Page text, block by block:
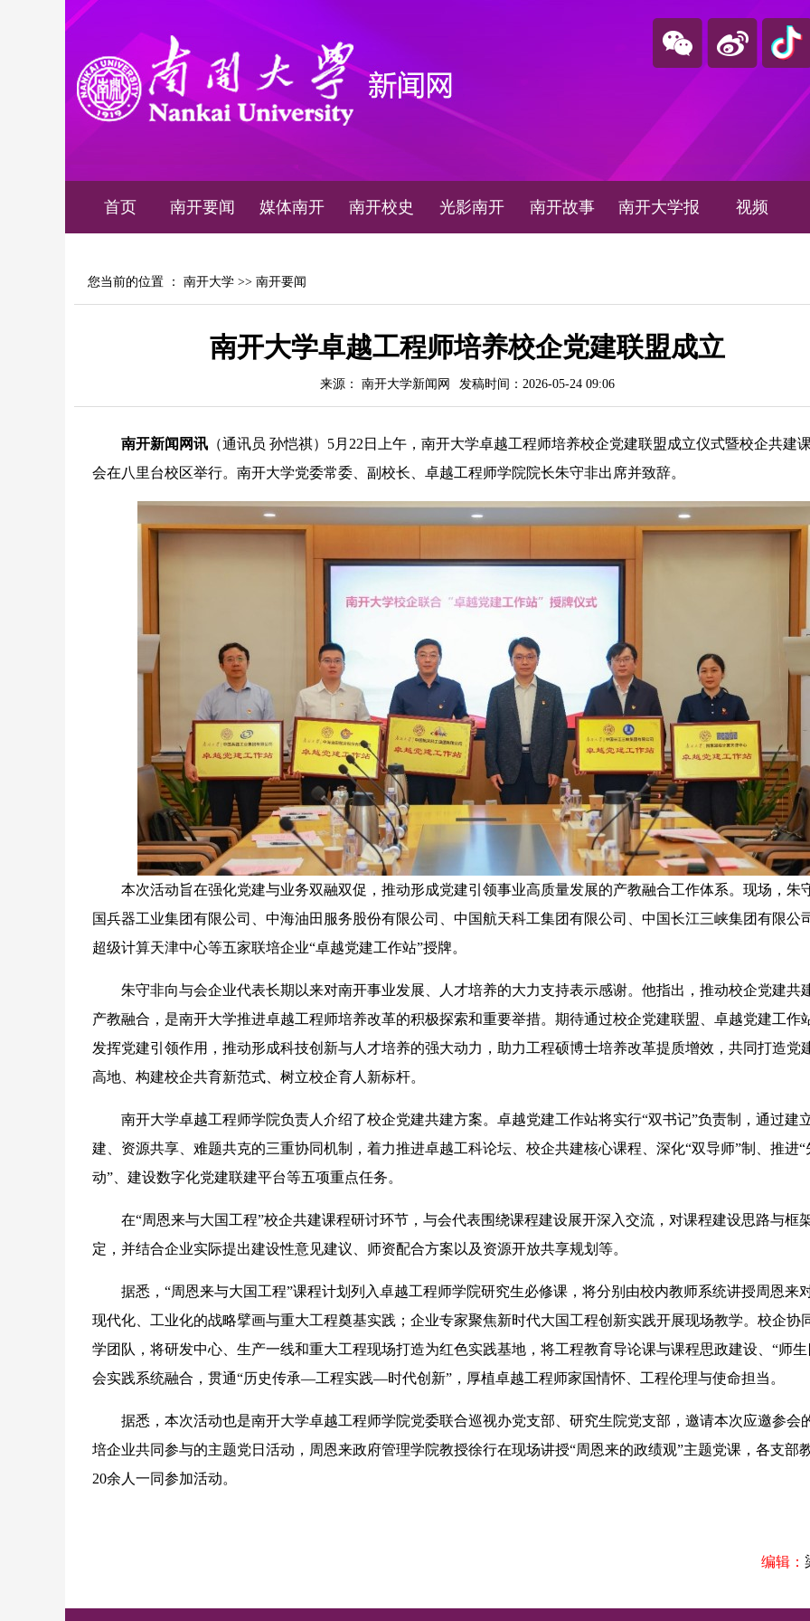
首页 南开要闻 媒体南开 南开校史 光影南开 南开故事 南开大学报 视频
您当前的位置 ： 南开大学 >> 南开要闻
南开大学卓越工程师培养校企党建联盟成立
来源： 南开大学新闻网 发稿时间：2026-05-24 09:06
南开新闻网讯 （通讯员 孙恺祺）5月22日上午，南开大学卓越工程师培养校企党建联盟成立仪式暨校企共建
会在八里台校区举行。南开大学党委常委、副校长、卓越工程师学院院长朱守非出席并致辞。
本次活动旨在强化党建与业务双融双促，推动形成党建引领事业高质量发展的产教融合工作体系。现场，朱
国兵器工业集团有限公司、中海油田服务股份有限公司、中国航天科工集团有限公司、中国长江三峡集团有限公
超级计算天津中心等五家联培企业“卓越党建工作站”授牌。
朱守非向与会企业代表长期以来对南开事业发展、人才培养的大力支持表示感谢。他指出，推动校企党建共
产教融合，是南开大学推进卓越工程师培养改革的积极探索和重要举措。期待通过校企党建联盟、卓越党建工作
发挥党建引领作用，推动形成科技创新与人才培养的强大动力，助力工程硕博士培养改革提质增效，共同打造党
高地、构建校企共育新范式、树立校企育人新标杆。
南开大学卓越工程师学院负责人介绍了校企党建共建方案。卓越党建工作站将实行“双书记”负责制，通过建
建、资源共享、难题共克的三重协同机制，着力推进卓越工科论坛、校企共建核心课程、深化“双导师”制、推进“
动”、建设数字化党建联建平台等五项重点任务。
在“周恩来与大国工程”校企共建课程研讨环节，与会代表围绕课程建设展开深入交流，对课程建设思路与框
定，并结合企业实际提出建设性意见建议、师资配合方案以及资源开放共享规划等。
据悉，“周恩来与大国工程”课程计划列入卓越工程师学院研究生必修课，将分别由校内教师系统讲授周恩来
现代化、工业化的战略擘画与重大工程奠基实践；企业专家聚焦新时代大国工程创新实践开展现场教学。校企协
学团队，将研发中心、生产一线和重大工程现场打造为红色实践基地，将工程教育导论课与课程思政建设、“师生
会实践系统融合，贯通“历史传承—工程实践—时代创新”，厚植卓越工程师家国情怀、工程伦理与使命担当。
据悉，本次活动也是南开大学卓越工程师学院党委联合巡视办党支部、研究生院党支部，邀请本次应邀参会
培企业共同参与的主题党日活动，周恩来政府管理学院教授徐行在现场讲授“周恩来的政绩观”主题党课，各支部
20余人一同参加活动。
编辑：